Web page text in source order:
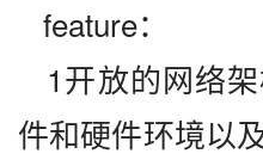
   feature：
件和硬件环境以